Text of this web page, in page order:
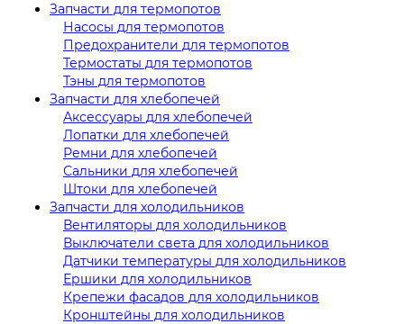
Запчасти для термопотов
Насосы для термопотов
Предохранители для термопотов
Термостаты для термопотов
Тэны для термопотов
Запчасти для хлебопечей
Аксессуары для хлебопечей
Лопатки для хлебопечей
Ремни для хлебопечей
Сальники для хлебопечей
Штоки для хлебопечей
Запчасти для холодильников
Вентиляторы для холодильников
Выключатели света для холодильников
Датчики температуры для холодильников
Ершики для холодильников
Крепежи фасадов для холодильников
Кронштейны для холодильников